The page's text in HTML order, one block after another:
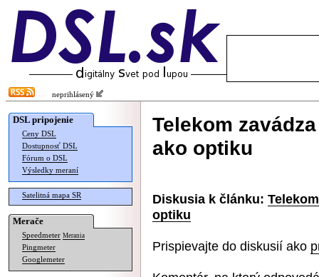
neprihlásený
DSL pripojenie
Ceny DSL
Dostupnosť DSL
Fórum o DSL
Výsledky meraní
Satelitná mapa SR
Merače
Speedmeter Merania
Pingmeter
Googlemeter
Telekom
ako optiku
Diskusia k článku:
optiku
Prispievajte do diskusií ako